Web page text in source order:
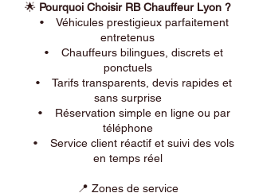
🌟 Pourquoi Choisir RB Chauffeur Lyon ?
• Véhicules prestigieux parfaitement
entretenus
• Chauffeurs bilingues, discrets et
ponctuels
• Tarifs transparents, devis rapides et
sans surprise
• Réservation simple en ligne ou par
téléphone
• Service client réactif et suivi des vols
en temps réel
📍 Zones de service